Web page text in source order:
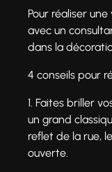
Pour réaliser
avec un
dans la
4 conseils pour
1. Faites briller
un grand
reflet de la rue,
ouverte.